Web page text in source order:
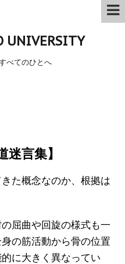
UNIVERSITY
べてのひとへ
言集】
た概念なのか、根拠は
屈曲や回旋の様式も一
の筋活動から骨の位置
に大きく異なってい